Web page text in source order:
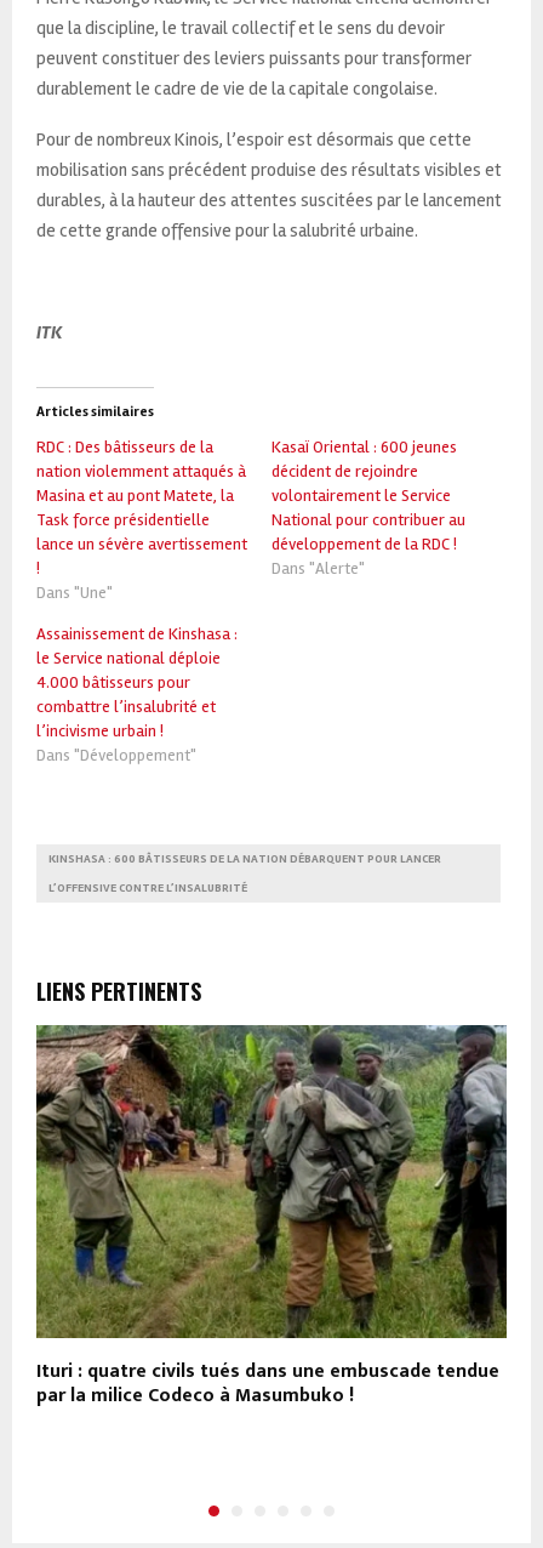
que la discipline, le travail collectif et le sens du devoir
peuvent constituer des leviers puissants pour transformer
durablement le cadre de vie de la capitale congolaise.
Pour de nombreux Kinois, l’espoir est désormais que cette
mobilisation sans précédent produise des résultats visibles et
durables, à la hauteur des attentes suscitées par le lancement
de cette grande offensive pour la salubrité urbaine.
ITK
Articles similaires
RDC : Des bâtisseurs de la
nation violemment attaqués à
Masina et au pont Matete, la
Task force présidentielle
lance un sévère avertissement
!
Dans "Une"
Kasaï Oriental : 600 jeunes
décident de rejoindre
volontairement le Service
National pour contribuer au
développement de la RDC !
Dans "Alerte"
Assainissement de Kinshasa :
le Service national déploie
4.000 bâtisseurs pour
combattre l’insalubrité et
l’incivisme urbain !
Dans "Développement"
KINSHASA : 600 BÂTISSEURS DE LA NATION DÉBARQUENT POUR LANCER
L’OFFENSIVE CONTRE L’INSALUBRITÉ
LIENS PERTINENTS
Ituri : quatre civils tués dans une embuscade tendue
par la milice Codeco à Masumbuko !